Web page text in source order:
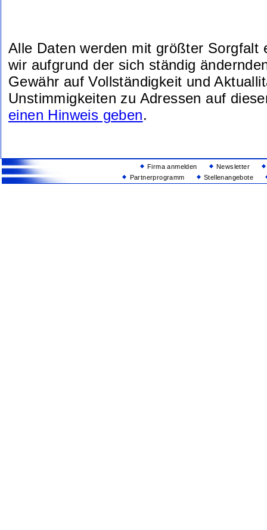
Alle Daten werden mit größter Sorgfalt
wir aufgrund der sich ständig
Gewähr auf Vollständigkeit und
Unstimmigkeiten zu Adressen auf
einen Hinweis geben.
Firma anmelden
Newsletter
Partnerprogramm
Stellenangebote